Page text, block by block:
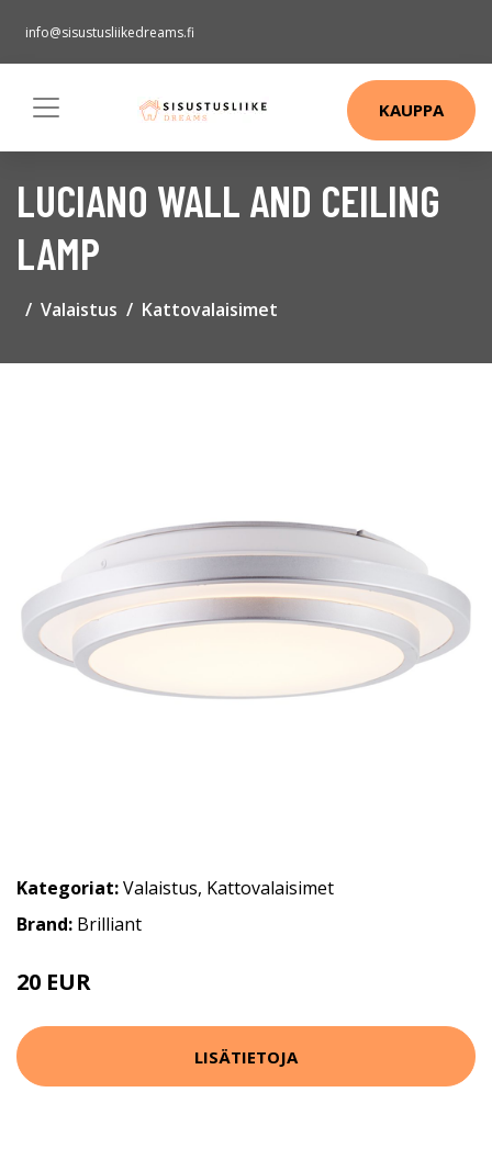
info@sisustusliikedreams.fi
KAUPPA
LUCIANO WALL AND CEILING
LAMP
Valaistus Kattovalaisimet
Kategoriat:Valaistus, Kattovalaisimet
Brand: Brilliant
20 EUR
LISÄTIETOJA